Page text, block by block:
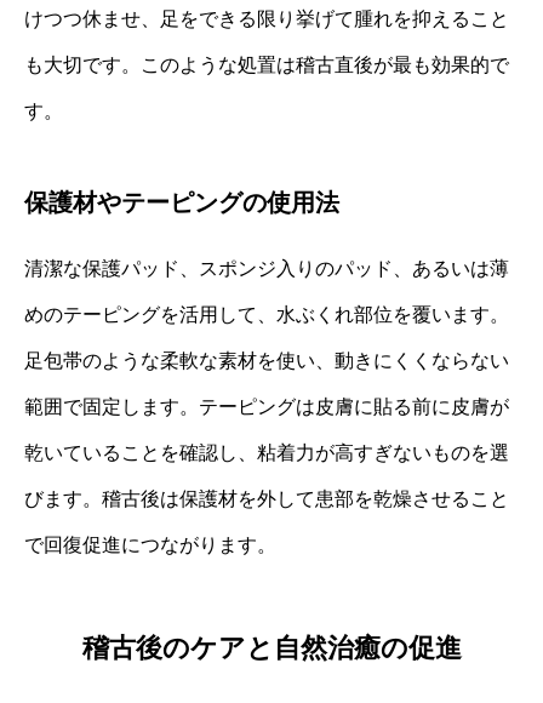
けつつ休ませ、足をできる限り挙げて腫れを抑えること
も大切です。このような処置は稽古直後が最も効果的で
す。
保護材やテーピングの使用法
清潔な保護パッド、スポンジ入りのパッド、あるいは薄
めのテーピングを活用して、水ぶくれ部位を覆います。
足包帯のような柔軟な素材を使い、動きにくくならない
範囲で固定します。テーピングは皮膚に貼る前に皮膚が
乾いていることを確認し、粘着力が高すぎないものを選
びます。稽古後は保護材を外して患部を乾燥させること
で回復促進につながります。
稽古後のケアと自然治癒の促進